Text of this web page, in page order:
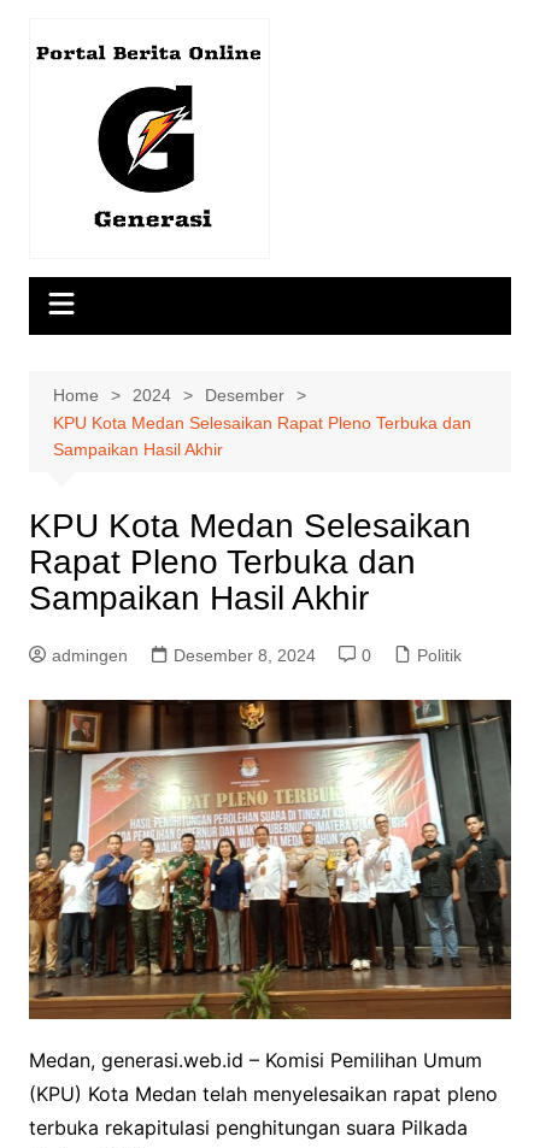
Home 2024
Desember
KPU Kota Medan Selesaikan Rapat Pleno Terbuka dan
Sampaikan Hasil Akhir
KPU Kota Medan Selesaikan
Rapat Pleno Terbuka dan
Sampaikan Hasil Akhir
admingen Desember 8, 2024 0 Politik
Medan, generasi.web.id – Komisi Pemilihan Umum
(KPU) Kota Medan telah menyelesaikan rapat pleno
terbuka rekapitulasi penghitungan suara Pilkada